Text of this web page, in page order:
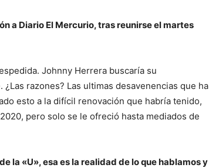
a Diario El Mercurio, tras reunirse el martes
Johnny Herrera buscaría su
razones? Las ultimas desavenencias que ha
esto a la difícil renovación que habría tenido,
pero solo se le ofreció hasta mediados de
la «U», esa es la realidad de lo que hablamos y